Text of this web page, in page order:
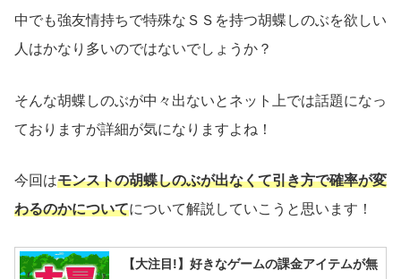
中でも強友情持ちで特殊なＳＳを持つ胡蝶しのぶを欲しい
人はかなり多いのではないでしょうか？
そんな胡蝶しのぶが中々出ないとネット上では話題になっ
ておりますが詳細が気になりますよね！
今回はモンストの胡蝶しのぶが出なくて引き方で確率が変
わるのかについてについて解説していこうと思います！
【大注目!】好きなゲームの課金アイテムが無